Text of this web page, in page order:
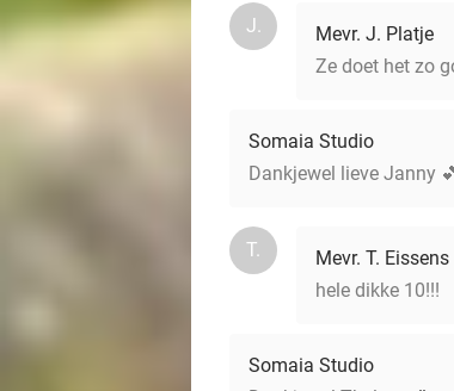
J.
Mevr. J. Platje
Ze doet het zo
Somaia Studio
Dankjewel lieve Janny
T.
Mevr. T. Eissens
hele dikke 10!!!
Somaia Studio